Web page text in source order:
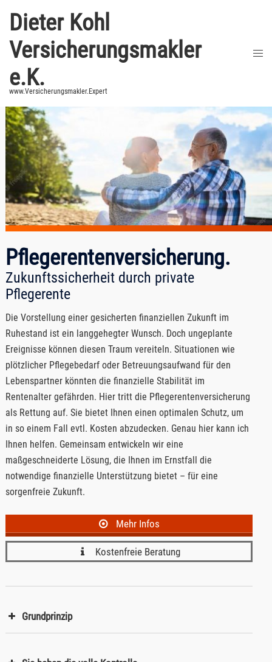
Inhalt
springen
Dieter Kohl
Versicherungsmakler
e.K.
www.Versicherungsmakler.Expert
Pflegerentenversicherung.
Zukunftssicherheit durch private
Pflegerente
Die Vorstellung einer gesicherten finanziellen Zukunft im
Ruhestand ist ein langgehegter Wunsch. Doch ungeplante
Ereignisse können diesen Traum vereiteln. Situationen wie
plötzlicher Pflegebedarf oder Betreuungsaufwand für den
Lebenspartner könnten die finanzielle Stabilität im
Rentenalter gefährden. Hier tritt die Pflegerentenversicherung
als Rettung auf. Sie bietet Ihnen einen optimalen Schutz, um
in so einem Fall evtl. Kosten abzudecken. Genau hier kann ich
Ihnen helfen. Gemeinsam entwickeln wir eine
maßgeschneiderte Lösung, die Ihnen im Ernstfall die
notwendige finanzielle Unterstützung bietet – für eine
sorgenfreie Zukunft.
Mehr Infos
Kostenfreie Beratung
Grundprinzip